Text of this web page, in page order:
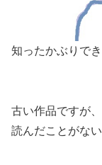
知ったかぶりで
古い作品ですが
読んだことがな